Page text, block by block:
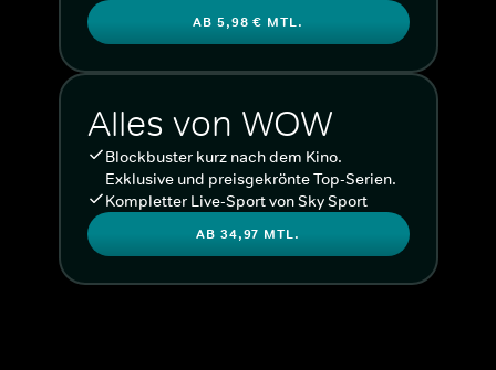
AB 5,98 € MTL.
Alles von WOW
Blockbuster kurz nach dem Kino.
Exklusive und preisgekrönte Top-Serien.
Kompletter Live-Sport von Sky Sport
AB 34,97 MTL.